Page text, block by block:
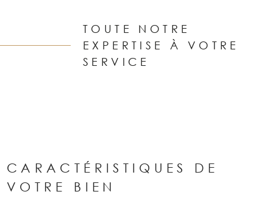
TOUTE NOTRE
EXPERTISE À VOTRE
SERVICE
CARACTÉRISTIQUES DE
VOTRE BIEN